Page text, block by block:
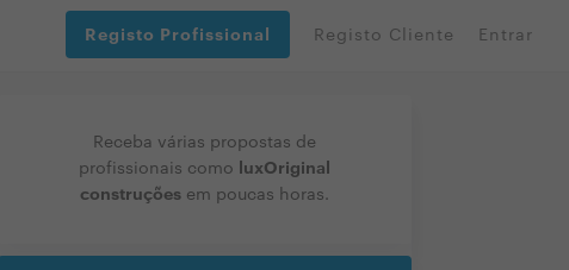
Registo Profissional Registo Cliente Entrar
Receba várias propostas de
profissionais como
luxOriginal
construções em poucas horas.